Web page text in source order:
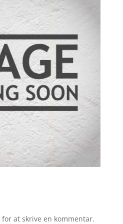
for at skrive en kommentar.